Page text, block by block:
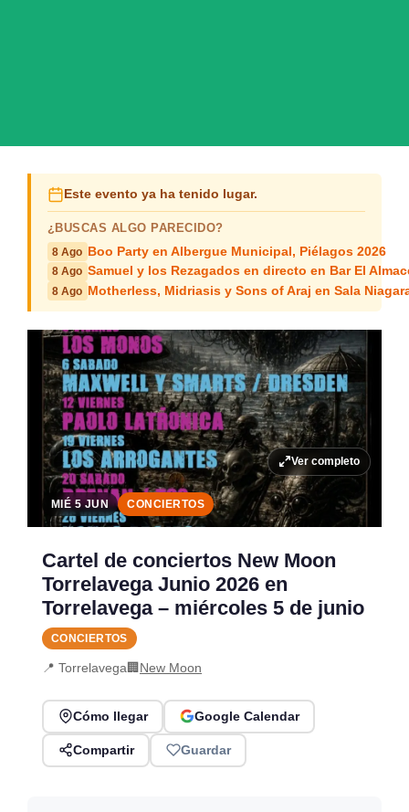
Este evento ya ha tenido lugar.
¿BUSCAS ALGO PARECIDO?
8 Ago Boo Party en Albergue Municipal, Piélagos 2026
8 Ago Samuel y los Rezagados en directo en Bar El
8 Ago Motherless, Midriasis y Sons of Araj en Sala
Ver completo
MIÉ 5 JUN CONCIERTOS
Cartel de conciertos New Moon
Torrelavega Junio 2026 en
Torrelavega – miércoles 5 de junio
CONCIERTOS
📍 Torrelavega🏢New Moon
Cómo llegar Google Calendar
Compartir Guardar